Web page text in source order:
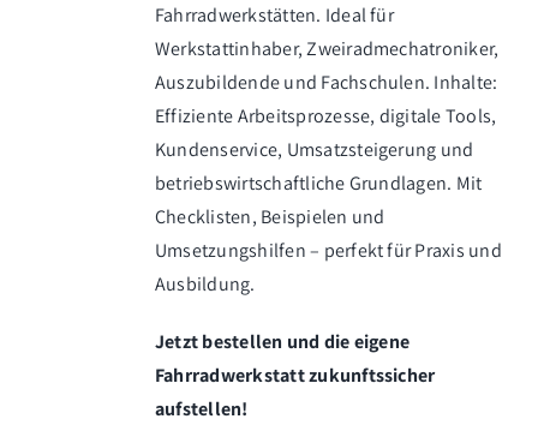
Fahrradwerkstätten. Ideal für
Werkstattinhaber, Zweiradmechatroniker,
Auszubildende und Fachschulen. Inhalte:
Effiziente Arbeitsprozesse, digitale Tools,
Kundenservice, Umsatzsteigerung und
betriebswirtschaftliche Grundlagen. Mit
Checklisten, Beispielen und
Umsetzungshilfen – perfekt für Praxis und
Ausbildung.
Jetzt bestellen und die eigene
Fahrradwerkstatt zukunftssicher
aufstellen!